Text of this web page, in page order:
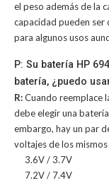
el peso además de la
capacidad pueden
para algunos usos
P: Su batería HP
batería, ¿puedo
R:Cuando reemplace
debe elegir una
embargo, hay un par
voltajes de los
3.6V / 3.7V
7.2V / 7.4V